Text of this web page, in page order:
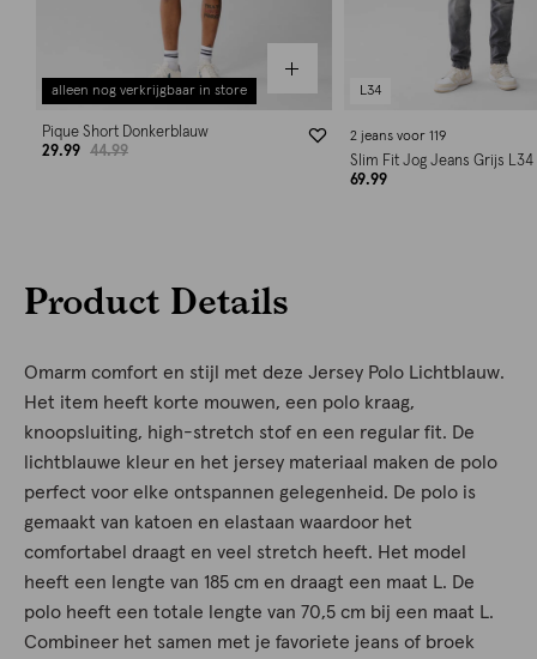
alleen nog verkrijgbaar in store
Pique Short Donkerblauw
29.99
44.99
L34
2 jeans voor 119
Slim Fit Jog Jeans Grijs L34
69.99
Product Details
Omarm comfort en stijl met deze Jersey Polo Lichtblauw.
Het item heeft korte mouwen, een polo kraag,
knoopsluiting, high-stretch stof en een regular fit. De
lichtblauwe kleur en het jersey materiaal maken de polo
perfect voor elke ontspannen gelegenheid. De polo is
gemaakt van katoen en elastaan waardoor het
comfortabel draagt en veel stretch heeft. Het model
heeft een lengte van 185 cm en draagt een maat L. De
polo heeft een totale lengte van 70,5 cm bij een maat L.
Combineer het samen met je favoriete jeans of broek